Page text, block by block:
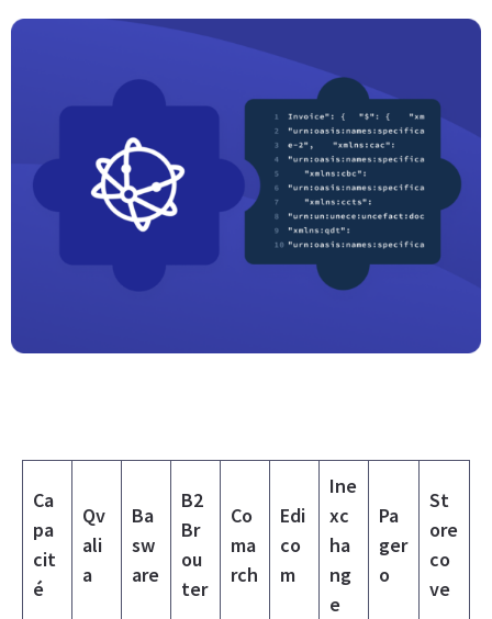
Ca
pa
cit
é
Qv
ali
a
Ba
sw
are
B2
Br
ou
ter
Co
ma
rch
Edi
co
m
Ine
xc
ha
ng
e
Pa
ger
o
St
ore
co
ve